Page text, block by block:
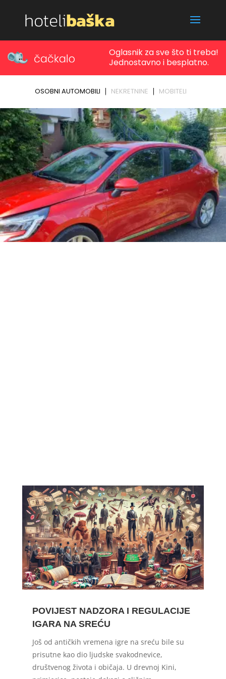
POVIJEST NADZORA I REGULACIJE
IGARA NA SREĆU
Još od antičkih vremena igre na sreću bile su
prisutne kao dio ljudske svakodnevice,
društvenog života i običaja. U drevnoj Kini,